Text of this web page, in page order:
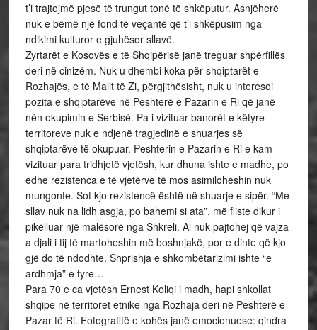
t’i trajtojmë pjesë të trungut tonë të shkëputur. Asnjëherë
nuk e bëmë një fond të veçantë që t’i shkëpusim nga
ndikimi kulturor e gjuhësor sllavë.
Zyrtarët e Kosovës e të Shqipërisë janë treguar shpërfillës
deri në cinizëm. Nuk u dhembi koka për shqiptarët e
Rozhajës, e të Malit të Zi, përgjithësisht, nuk u interesoi
pozita e shqiptarëve në Peshterë e Pazarin e Ri që janë
nën okupimin e Serbisë. Pa i vizituar banorët e këtyre
territoreve nuk e ndjenë tragjedinë e shuarjes së
shqiptarëve të okupuar. Peshterin e Pazarin e Ri e kam
vizituar para tridhjetë vjetësh, kur dhuna ishte e madhe, po
edhe rezistenca e të vjetërve të mos asimiloheshin nuk
mungonte. Sot kjo rezistencë është në shuarje e sipër. “Me
sllav nuk na lidh asgja, po bahemi si ata”, më fliste dikur i
pikëlluar një malësorë nga Shkreli. Ai nuk pajtohej që vajza
a djali i tij të martoheshin më boshnjakë, por e dinte që kjo
gjë do të ndodhte. Shprishja e shkombëtarizimi ishte “e
ardhmja” e tyre…
Para 70 e ca vjetësh Ernest Koliqi i madh, hapi shkollat
shqipe në territoret etnike nga Rozhaja deri në Peshterë e
Pazar të Ri. Fotografitë e kohës janë emocionuese: qindra